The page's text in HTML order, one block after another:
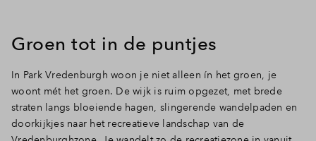
Groen tot in de puntjes
In Park Vredenburgh woon je niet alleen ín het groen, je
woont mét het groen. De wijk is ruim opgezet, met brede
straten langs bloeiende hagen, slingerende wandelpaden en
doorkijkjes naar het recreatieve landschap van de